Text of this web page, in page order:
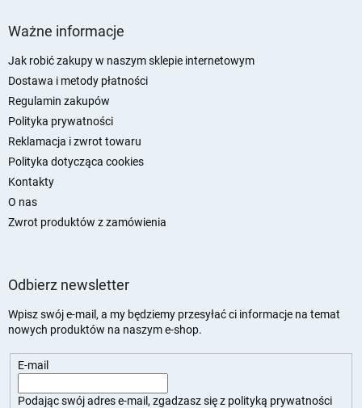
Ważne informacje
Jak robić zakupy w naszym sklepie internetowym
Dostawa i metody płatności
Regulamin zakupów
Polityka prywatności
Reklamacja i zwrot towaru
Polityka dotycząca cookies
Kontakty
O nas
Zwrot produktów z zamówienia
Odbierz newsletter
Wpisz swój e-mail, a my będziemy przesyłać ci informacje na temat
nowych produktów na naszym e-shop.
E-mail
Podając swój adres e-mail, zgadzasz się z polityką prywatności